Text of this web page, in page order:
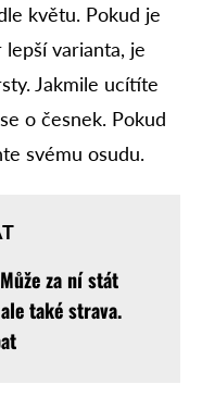
květu. Pokud je
varianta, je
Jakmile ucítíte
o česnek. Pokud
svému osudu.
za ní stát
také strava.